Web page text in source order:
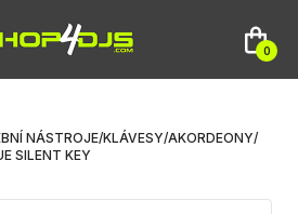
0
NÁSTROJE/KLÁVESY/AKORDEONY/
SILENT KEY